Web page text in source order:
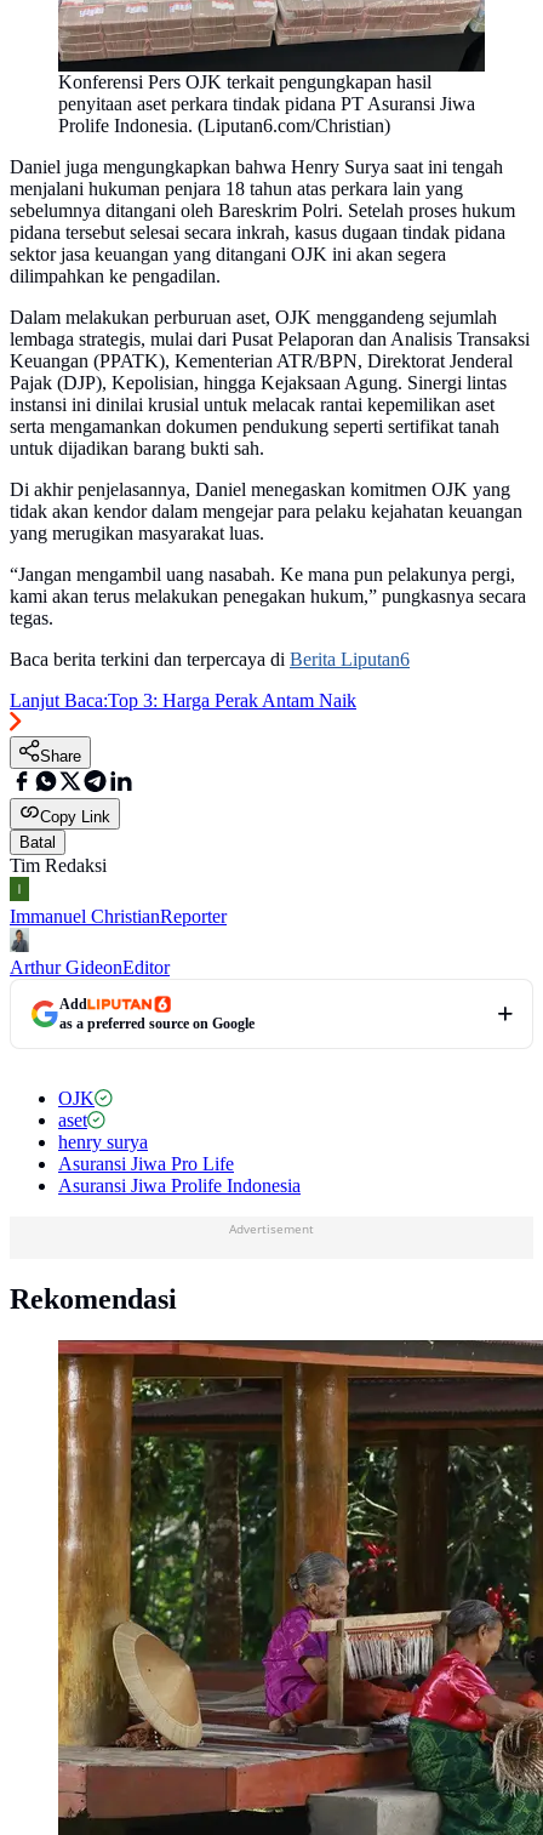
Konferensi Pers OJK terkait pengungkapan hasil
penyitaan aset perkara tindak pidana PT Asuransi Jiwa
Prolife Indonesia. (Liputan6.com/Christian)
Daniel juga mengungkapkan bahwa Henry Surya saat ini tengah
menjalani hukuman penjara 18 tahun atas perkara lain yang
sebelumnya ditangani oleh Bareskrim Polri. Setelah proses hukum
pidana tersebut selesai secara inkrah, kasus dugaan tindak pidana
sektor jasa keuangan yang ditangani OJK ini akan segera
dilimpahkan ke pengadilan.
Dalam melakukan perburuan aset, OJK menggandeng sejumlah
lembaga strategis, mulai dari Pusat Pelaporan dan Analisis Transaksi
Keuangan (PPATK), Kementerian ATR/BPN, Direktorat Jenderal
Pajak (DJP), Kepolisian, hingga Kejaksaan Agung. Sinergi lintas
instansi ini dinilai krusial untuk melacak rantai kepemilikan aset
serta mengamankan dokumen pendukung seperti sertifikat tanah
untuk dijadikan barang bukti sah.
Di akhir penjelasannya, Daniel menegaskan komitmen OJK yang
tidak akan kendor dalam mengejar para pelaku kejahatan keuangan
yang merugikan masyarakat luas.
“Jangan mengambil uang nasabah. Ke mana pun pelakunya pergi,
kami akan terus melakukan penegakan hukum,” pungkasnya secara
tegas.
Baca berita terkini dan terpercaya di Berita Liputan6
Lanjut Baca:Top 3: Harga Perak Antam Naik
Share
Copy Link
Batal
Tim Redaksi
Immanuel ChristianReporter
Arthur GideonEditor
Add
as a preferred source on Google
OJK
aset
henry surya
Asuransi Jiwa Pro Life
Asuransi Jiwa Prolife Indonesia
Advertisement
Rekomendasi